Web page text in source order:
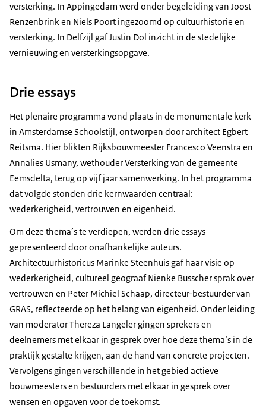
versterking. In Appingedam werd onder begeleiding van Joost
Renzenbrink en Niels Poort ingezoomd op cultuurhistorie en
versterking. In Delfzijl gaf Justin Dol inzicht in de stedelijke
vernieuwing en versterkingsopgave.
Drie essays
Het plenaire programma vond plaats in de monumentale kerk
in Amsterdamse Schoolstijl, ontworpen door architect Egbert
Reitsma. Hier blikten Rijksbouwmeester Francesco Veenstra en
Annalies Usmany, wethouder Versterking van de gemeente
Eemsdelta, terug op vijf jaar samenwerking. In het programma
dat volgde stonden drie kernwaarden centraal:
wederkerigheid, vertrouwen en eigenheid.
Om deze thema’s te verdiepen, werden drie essays
gepresenteerd door onafhankelijke auteurs.
Architectuurhistoricus Marinke Steenhuis gaf haar visie op
wederkerigheid, cultureel geograaf Nienke Busscher sprak over
vertrouwen en Peter Michiel Schaap, directeur-bestuurder van
GRAS, reflecteerde op het belang van eigenheid. Onder leiding
van moderator Thereza Langeler gingen sprekers en
deelnemers met elkaar in gesprek over hoe deze thema’s in de
praktijk gestalte krijgen, aan de hand van concrete projecten.
Vervolgens gingen verschillende in het gebied actieve
bouwmeesters en bestuurders met elkaar in gesprek over
wensen en opgaven voor de toekomst.